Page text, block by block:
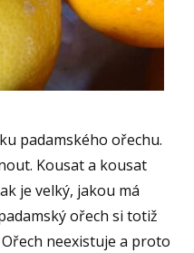
padamského ořechu.
Kousat a kousat
je velký, jakou má
ořech si totiž
neexistuje a proto